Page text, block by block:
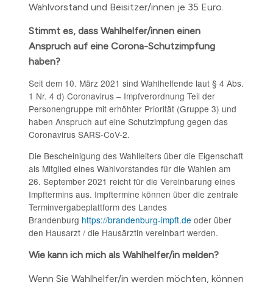
Wahlvorstand und Beisitzer/innen je 35 Euro.
Stimmt es, dass Wahlhelfer/innen einen
Anspruch auf eine Corona-Schutzimpfung
haben?
Seit dem 10. März 2021 sind Wahlhelfende laut § 4 Abs.
1 Nr. 4 d) Coronavirus – Impfverordnung Teil der
Personengruppe mit erhöhter Priorität (Gruppe 3) und
haben Anspruch auf eine Schutzimpfung gegen das
Coronavirus SARS-CoV-2.
Die Bescheinigung des Wahlleiters über die Eigenschaft
als Mitglied eines Wahlvorstandes für die Wahlen am
26. September 2021 reicht für die Vereinbarung eines
Impftermins aus. Impftermine können über die zentrale
Terminvergabeplattform des Landes
Brandenburg https://brandenburg-impft.de oder über
den Hausarzt / die Hausärztin vereinbart werden.
Wie kann ich mich als Wahlhelfer/in melden?
Wenn Sie Wahlhelfer/in werden möchten, können